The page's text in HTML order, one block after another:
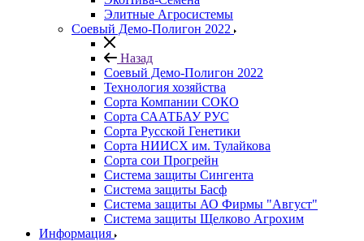
Элитные Агросистемы
Соевый Демо-Полигон 2022
Назад
Соевый Демо-Полигон 2022
Технология хозяйства
Сорта Компании СОКО
Сорта СААТБАУ РУС
Сорта Русской Генетики
Сорта НИИСХ им. Тулайкова
Сорта сои Прогрейн
Система защиты Сингента
Система защиты Басф
Система защиты АО Фирмы "Август"
Система защиты Щелково Агрохим
Информация